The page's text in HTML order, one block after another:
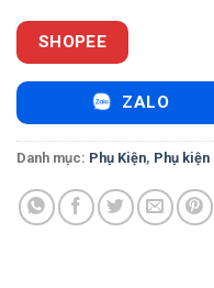
SHOPEE
ZALO
Danh mục: Phụ Kiện, Phụ kiện